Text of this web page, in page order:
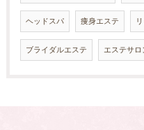
ヘッドスパ 痩身エステ
ブライダルエステ エステサロ